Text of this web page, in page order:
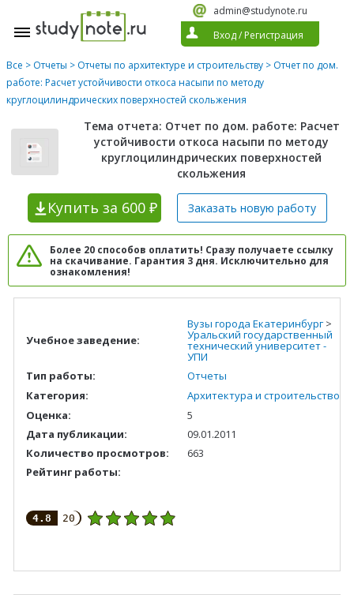
admin@studynote.ru
Вход/ Регистрация
Все > Отчеты > Отчеты по архитектуре и строительству > Отчет по дом.
работе: Расчет устойчивости откоса насыпи по методу
круглоцилиндрических поверхностей скольжения
Тема отчета: Отчет по дом. работе: Расчет
устойчивости откоса насыпи по методу
круглоцилиндрических поверхностей
скольжения
Купить за 600 ₽ Заказать новую работу
Более 20 способов оплатить! Сразу получаете ссылку
на скачивание. Гарантия 3 дня. Исключительно для
ознакомления!
Учебное заведение:
Вузы города Екатеринбург>
Уральский государственный
технический университет -
УПИ
Тип работы:
Отчеты
Категория:
Архитектура и строительство
Оценка:
5
Дата публикации:
09.01.2011
Количество просмотров:
663
Рейтинг работы:
4.8 20